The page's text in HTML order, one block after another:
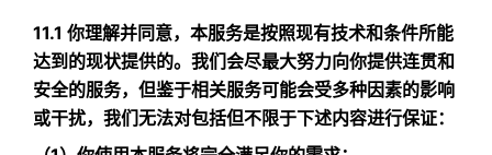
11.1 你理解并同意，本服务是按照现有技术和条件所能
达到的现状提供的。我们会尽最大努力向你提供连贯和
安全的服务，但鉴于相关服务可能会受多种因素的影响
或干扰，我们无法对包括但不限于下述内容进行保证：